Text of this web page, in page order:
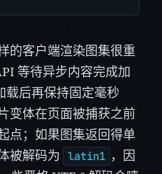
的客户端渲染图集很重
等待异步内容完成加
载后再保持固定毫秒
变体在页面被捕获之前
点；如果图集返回得单
被解码为 latin1 ，因